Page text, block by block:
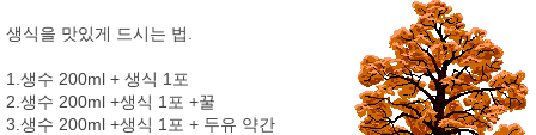
생식을 맛있게 드시는 법.
1.생수 200ml + 생식 1포
2.생수 200ml +생식 1포 +꿀
3.생수 200ml +생식 1포 + 두유 약간